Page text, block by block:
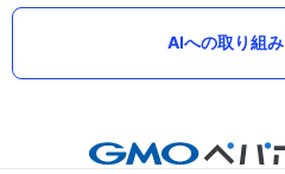
AIへの取り組み